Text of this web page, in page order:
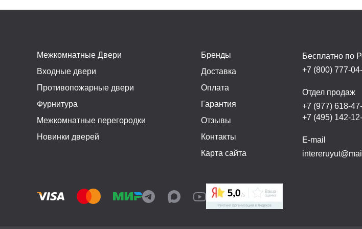
Межкомнатные Двери
Входные двери
Противопожарные двери
Фурнитура
Межкомнатные перегородки
Новинки дверей
Бренды
Доставка
Оплата
Гарантия
Отзывы
Контакты
Карта сайта
Бесплатно по
+7 (800) 777-
Отдел продаж
+7 (977) 618-
+7 (495) 142-
E-mail